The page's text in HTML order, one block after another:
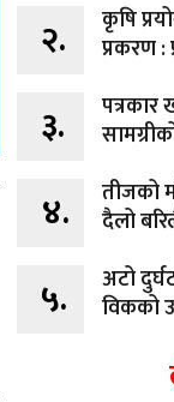
२.
कृषि
प्रकरण :
३.
४.
तीजको
दैलो
५.
अटो
विकको